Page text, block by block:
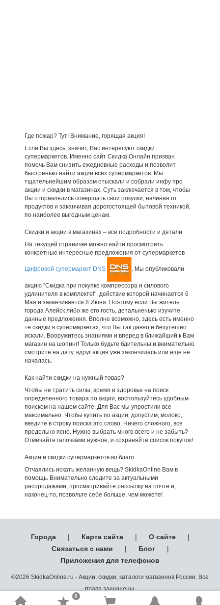
Где пожар? Тут! Внимание, горящая акция!
Если Вы здесь, значит, Вас интересуют скидки
супермаркетов. Именно сайт Скидка Онлайн призван
помочь Вам снизить ежедневные расходы и позволит
быстренько найти акции всех супермаркетов. Мы
тщательнейшим образом отыскали и собрали инфу про
акции и скидки в магазинах. Суть заключается в том, чтобы
Вы отправлялись совершать свои покупки, начиная от
продуктов и заканчивая дорогостоящей бытовой техникой,
по наиболее выгодным ценам.
Скидки и акции в магазинах – все подробности и детали
На текущей страничке можно найти просмотреть
конкретные интересные предложения от супермаркетов
Цифровой супермаркет DNS . Мы опубликовали
акцию "Скидка при покупке компрессора и силового
удлинителя в комплекте!", действие которой начинается 6
Мая и заканчивается 8 Июня. Поэтому если Вы житель
города Алейск либо же его гость, детальненько изучите
данные предложения. Вполне возможно, здесь есть именно
те скидки в супермаркетах, что Вы так давно и безутешно
искали. Вооружитесь знаниями и вперед в ближайший к Вам
магазин на шопинг! Только будьте бдительны и внимательно
смотрите на дату, вдруг акция уже закончилась или еще не
началась.
Как найти скидки на нужный товар?
Чтобы не тратить силы, время и здоровье на поиск
определенного товара по акции, воспользуйтесь удобным
поиском на нашем сайте. Для Вас мы упростили все
максимально. Чтобы купить по акции, допустим, молоко,
введите в строку поиска это слово. Ничего сложного, все
предельно ясно. Нужно выбрать много всего и не забыть?
Отмечайте галочками нужное, и сохраняйте список покупок!
Акции и скидки супермаркетов во благо
Отчаялись искать желанную вещь? SkidkaOnline Вам в
помощь. Внимательно следите за актуальными
распродажами, просматривайте рассылку на почте и,
наконец-то, позвольте себе больше, чем можете!
Города | Карта сайта | О сайте
|
Связаться с нами
| Блог
|
Приложения для телефонов
©2026 SkidkaOnline.ru - Акции, скидки, каталоги магазинов России. Все
права защищены.
0